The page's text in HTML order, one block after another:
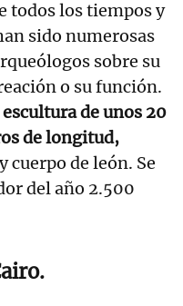
todos los tiempos y
sido numerosas
sobre su
o su función.
escultura de unos 20
de longitud,
cuerpo de león. Se
del año 2.500